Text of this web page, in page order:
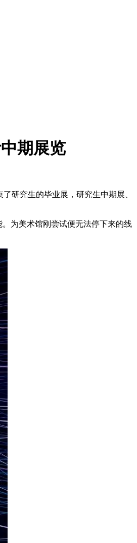
期展览
研究生的毕业展，研究生中期展、
为美术馆刚尝试便无法停下来的线